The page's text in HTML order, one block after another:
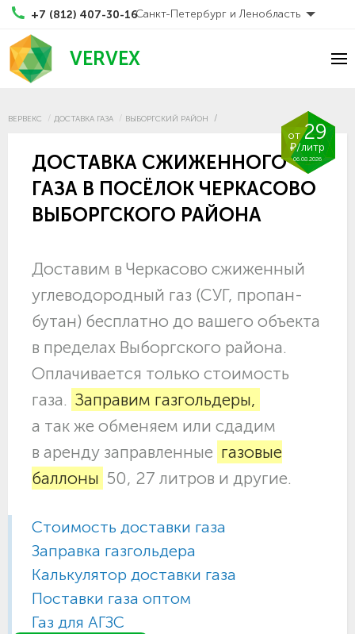
+7 (812) 407-30-16Санкт-Петербург и Ленобласть
VERVEX
ВЕРВЕКС ДОСТАВКА ГАЗА ВЫБОРГСКИЙ РАЙОН
от29
₽/литр
06.08.2026
ДОСТАВКА СЖИЖЕННОГО
ГАЗА В ПОСЁЛОК ЧЕРКАСОВО
ВЫБОРГСКОГО РАЙОНА
Доставим в Черкасово сжиженный
углеводородный газ (СУГ, пропан-
бутан) бесплатно до вашего объекта
в пределах Выборгского района.
Оплачивается только стоимость
газа. Заправим газгольдеры,
а так же обменяем или сдадим
в аренду заправленные газовые
баллоны 50, 27 литров и другие.
Стоимость доставки газа
Заправка газгольдера
Калькулятор доставки газа
Поставки газа оптом
Газ для АГЗС